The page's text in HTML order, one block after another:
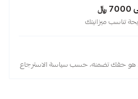
تناسب ميزانيتك